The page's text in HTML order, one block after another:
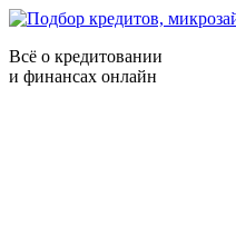
Всё о кредитовании
и финансах онлайн